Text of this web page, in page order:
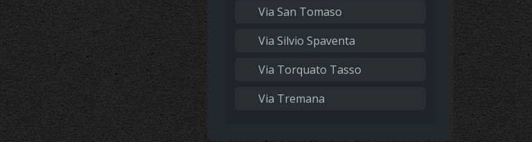
Via San Tomaso
Via Silvio Spaventa
Via Torquato Tasso
Via Tremana